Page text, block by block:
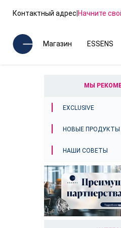
Контактный адрес|Начните
Магазин ESSENS
МЫ
EXCLUSIVE
НОВЫЕ ПРОДУКТЫ
НАШИ СОВЕТЫ